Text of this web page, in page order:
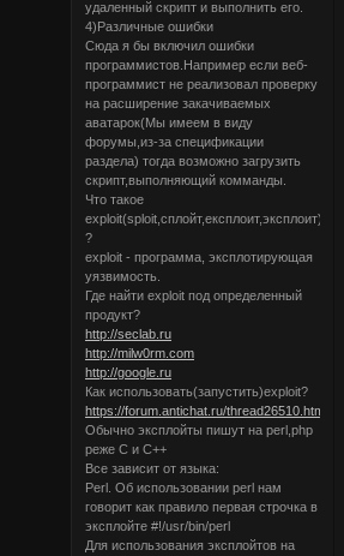
удаленный скрипт и выполнить его.
4)Различные ошибки
Сюда я бы включил ошибки
программистов.Например если веб-
программист не реализовал проверку
на расширение закачиваемых
аватарок(Мы имеем в виду
форумы,из-за спецификации
раздела) тогда возможно загрузить
скрипт,выполняющий комманды.
Что такое
exploit(sploit,сплойт,експлоит,эксплоит)
?
exploit - программа, эксплотирующая
уязвимость.
Где найти exploit под определенный
продукт?
http://seclab.ru
http://milw0rm.com
http://google.ru
Как использовать(запустить)exploit?
https://forum.antichat.ru/thread26510.html
Обычно эксплойты пишут на perl,php
реже C и C++
Все зависит от языка:
Perl. Об использовании perl нам
говорит как правило первая строчка в
эксплойте #!/usr/bin/perl
Для использования эксплойтов на